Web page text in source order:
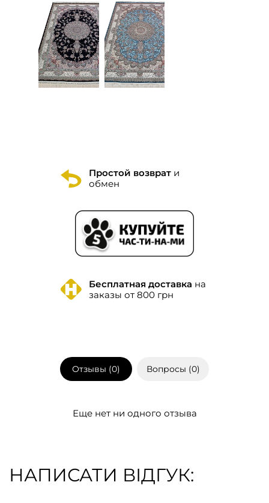
Простой возврати
обмен
Бесплатная доставка на
заказы от 800 грн
Отзывы (0) Вопросы (0)
Еще нет ни одного отзыва
НАПИСАТИ ВІДГУК: